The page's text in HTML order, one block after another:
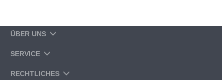
ÜBER UNS
SERVICE
RECHTLICHES